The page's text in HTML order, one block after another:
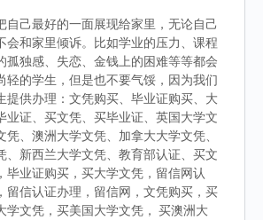
自己最好的一面展现给家里，无论自己
会和家里倾诉。比如学业的压力、课程
孤独感、失恋、金钱上的困难等等都会
轻的学生，但是也不要气馁，因为我们
提供办理：文凭购买、毕业证购买、大
业证、买文凭、买毕业证、英国大学文
凭、澳洲大学文凭、加拿大大学文凭、
、新西兰大学文凭、教育部认证、买文
毕业证购买，买大学文凭，留信网认
留信认证办理，留信网，文凭购买，买
学文凭，买美国大学文凭， 买澳洲大